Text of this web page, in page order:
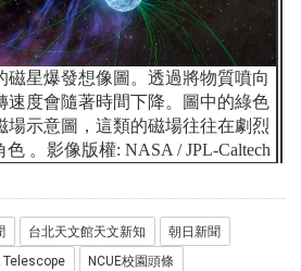
磁星爆發想像圖。透過將物質噴向
速度會隨著時間下降。圖中的綠色
場示意圖，這類的磁場往往在劇烈
色 。影像版權: NASA / JPL-Caltech
台北天文館天文新知
朝日新聞
Telescope NCUE校園頭條